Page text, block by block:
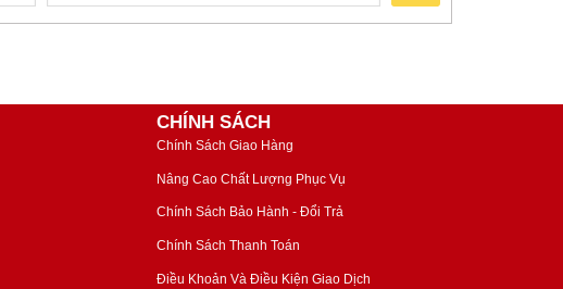
CHÍNH SÁCH
Chính Sách Giao Hàng
Nâng Cao Chất Lượng Phục Vụ
Chính Sách Bảo Hành - Đổi Trả
Chính Sách Thanh Toán
Điều Khoản Và Điều Kiện Giao Dịch